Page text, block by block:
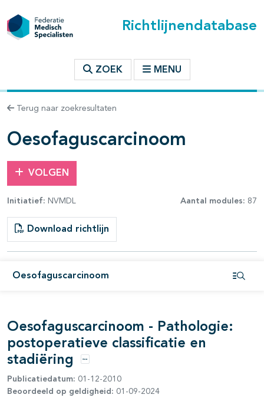
Richtlijnendatabase
ZOEK MENU
Terug naar zoekresultaten
Oesofaguscarcinoom
VOLGEN
Initiatief: NVMDL Aantal modules: 87
Download richtlijn
Oesofaguscarcinoom
binnen deze richtlijn
open- en dichtklappen
open- en dichtklappen
open- en dichtklappen
Oesofaguscarcinoom - Pathologie:
postoperatieve classificatie en
stadiëring
Opties
Publicatiedatum: 01-12-2010
Beoordeeld op geldigheid: 01-09-2024